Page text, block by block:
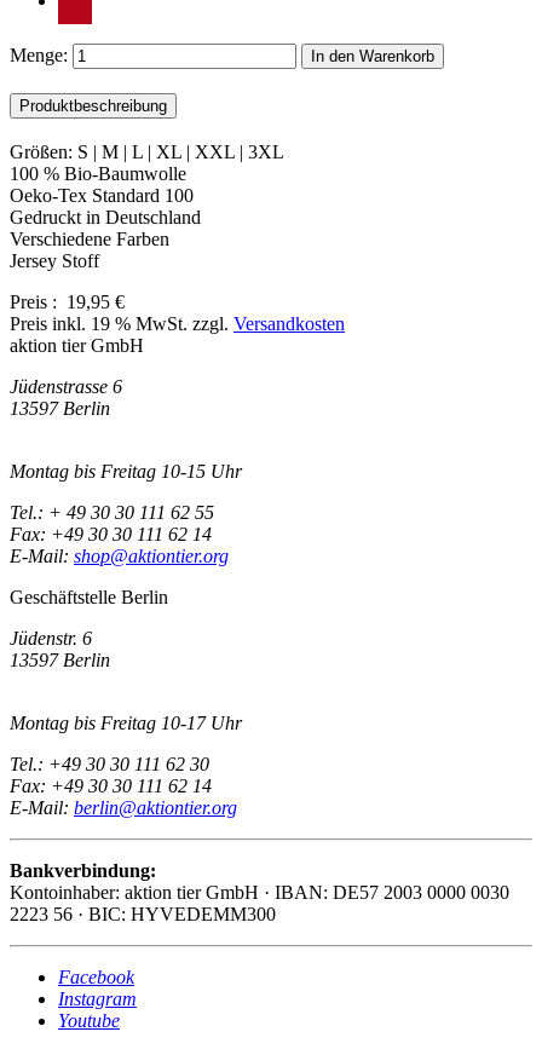
Menge: In den Warenkorb
Produktbeschreibung
Größen: S | M | L | XL | XXL | 3XL
100 % Bio-Baumwolle
Oeko-Tex Standard 100
Gedruckt in Deutschland
Verschiedene Farben
Jersey Stoff
Preis : 19,95 €
Preis inkl. 19 % MwSt. zzgl. Versandkosten
aktion tier GmbH
Jüdenstrasse 6
13597 Berlin
Montag bis Freitag 10-15 Uhr
Tel.: + 49 30 30 111 62 55
Fax: +49 30 30 111 62 14
E-Mail: shop@aktiontier.org
Geschäftstelle Berlin
Jüdenstr. 6
13597 Berlin
Montag bis Freitag 10-17 Uhr
Tel.: +49 30 30 111 62 30
Fax: +49 30 30 111 62 14
E-Mail: berlin@aktiontier.org
Bankverbindung:
Kontoinhaber: aktion tier GmbH · IBAN: DE57 2003 0000 0030
2223 56 · BIC: HYVEDEMM300
Facebook
Instagram
Youtube